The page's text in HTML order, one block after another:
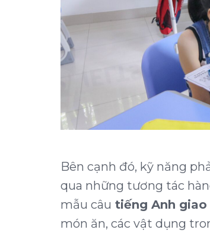
Bên cạnh đó, kỹ năng
qua những tương tác
mẫu câu tiếng Anh
món ăn, các vật dụng